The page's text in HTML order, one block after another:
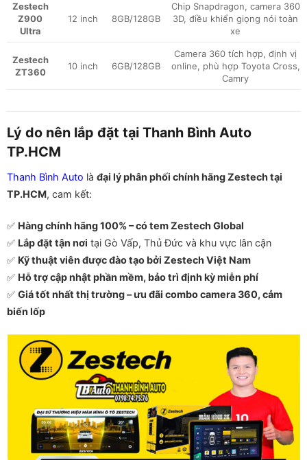
Zestech
Z900
Ultra
12 inch 8GB/128GB
Chip Snapdragon, camera 360
3D, điều khiển giọng nói toàn
xe
Zestech
ZT360
10 inch 6GB/128GB
Camera 360 tích hợp, định vị
online, phù hợp Toyota Cross,
Camry
Lý do nên lắp đặt tại Thanh Bình Auto
TP.HCM
Thanh Bình Auto là đại lý phân phối chính hãng Zestech tại
TP.HCM, cam kết:
✅ Hàng chính hãng 100% – có tem Zestech Global
✅ Lắp đặt tận nơi tại Gò Vấp, Thủ Đức và khu vực lân cận
✅ Kỹ thuật viên được đào tạo bởi Zestech Việt Nam
✅ Hỗ trợ cập nhật phần mềm, bảo trì định kỳ miễn phí
✅ Giá tốt nhất thị trường – ưu đãi combo camera 360, cảm
biến lốp